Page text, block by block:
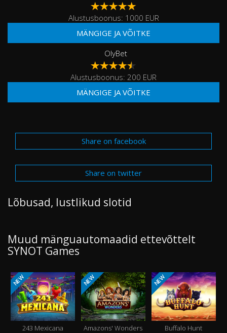
Alustusboonus: 1000 EUR
MÄNGIGE JA VÕITKE
OlyBet
Alustusboonus: 200 EUR
MÄNGIGE JA VÕITKE
Share on facebook
Share on twitter
Lõbusad, lustlikud slotid
Muud mänguautomaadid ettevõttelt
SYNOT Games
NEW
243 Mexicana
NEW
Amazons' Wonders
NEW
Buffalo Hunt